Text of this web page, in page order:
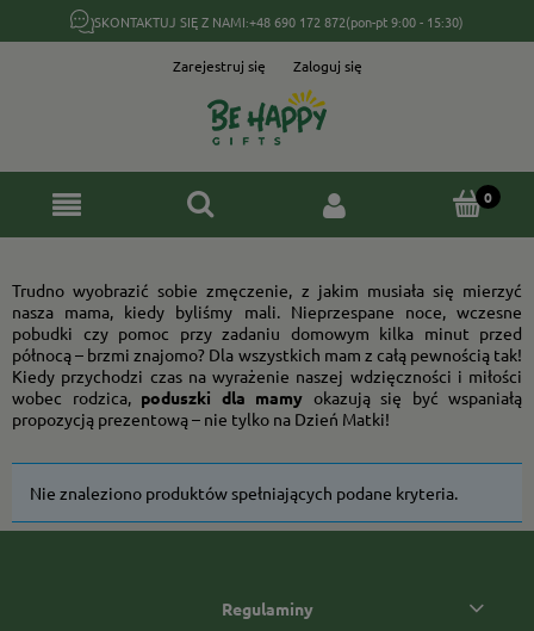
SKONTAKTUJ SIĘ Z NAMI:+48 690 172 872(pon-pt 9:00 - 15:30)
Zarejestruj się Zaloguj się
Trudno wyobrazić sobie zmęczenie, z jakim musiała się mierzyć
nasza mama, kiedy byliśmy mali. Nieprzespane noce, wczesne
pobudki czy pomoc przy zadaniu domowym kilka minut przed
północą – brzmi znajomo? Dla wszystkich mam z całą pewnością tak!
Kiedy przychodzi czas na wyrażenie naszej wdzięczności i miłości
wobec rodzica, poduszki dla mamy okazują się być wspaniałą
propozycją prezentową – nie tylko na Dzień Matki!
Nie znaleziono produktów spełniających podane kryteria.
Regulaminy